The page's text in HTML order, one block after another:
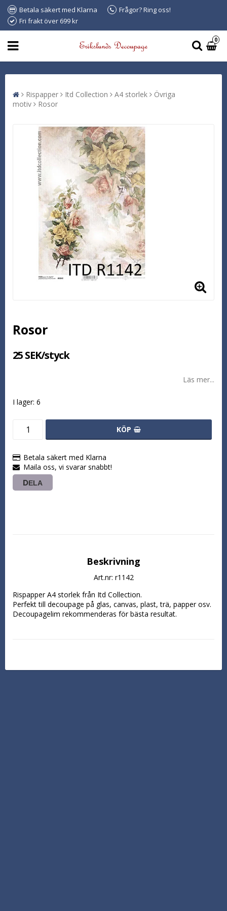
Betala säkert med Klarna
Frågor? Ring oss!
Fri frakt över 699 kr
0
Rispapper Itd Collection A4 storlek
Övriga
motiv
Rosor
Rosor
25 SEK/styck
Läs mer...
I lager: 6
KÖP
Betala säkert med Klarna
Maila oss, vi svarar snabbt!
DELA
Beskrivning
Art.nr: r1142
Rispapper A4 storlek från Itd Collection.
Perfekt till decoupage på glas, canvas, plast, trä, papper osv.
Decoupagelim rekommenderas för bästa resultat.